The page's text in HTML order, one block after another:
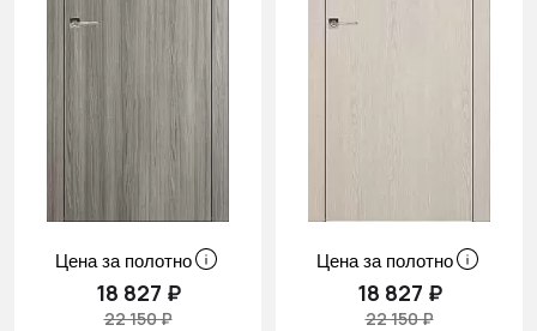
Цена за полотно
18 827 ₽
22 150 ₽
Цена за полотно
18 827 ₽
22 150 ₽